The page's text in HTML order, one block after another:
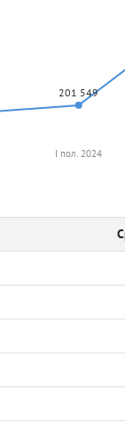
201 549
I пол. 2024